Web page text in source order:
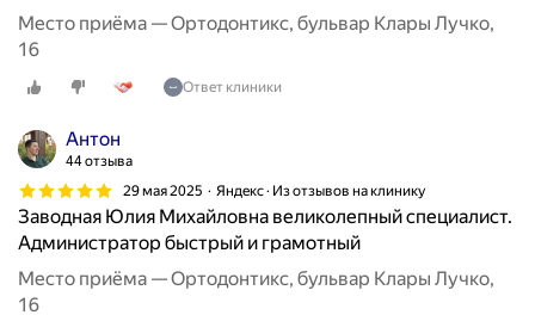
т
а
о
г
"
т
Место приёма — Ортодонтикс, бульвар Клары Лучко,
16
Ответ клиники
Антон
44 отзыва
29 мая 2025
Яндекс · Из отзывов на клинику
Заводная Юлия Михайловна великолепный специалист.
Администратор быстрый и грамотный
Место приёма — Ортодонтикс, бульвар Клары Лучко,
16